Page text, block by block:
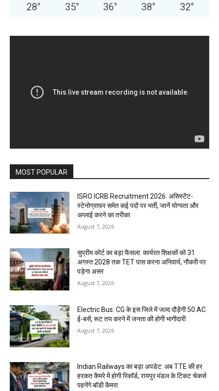
28° 35° 36° 38° 32°
MOST POPULAR
ISRO ICRB Recruitment 2026: असिस्टेंट-
स्टेनोग्राफर समेत कई पदों पर भर्ती, जानें योग्यता और
अप्लाई करने का तरीका
August 7, 2026
सुप्रीम कोर्ट का बड़ा फैसला: कार्यरत शिक्षकों को 31
अगस्त 2028 तक TET पास करना अनिवार्य, नौकरी पर
पड़ेगा असर
August 7, 2026
Electric Bus: CG के इस जिले में जल्द दौड़ेंगी 50 AC
ई-बसें, रूट तय करने में जनता की होगी भागीदारी
August 7, 2026
Indian Railways का बड़ा अपडेट: अब TTE की हर
हरकत कैमरे में होगी रिकॉर्ड, रायपुर मंडल के टिकट चेकर्स
पहनेंगे बॉडी कैमरा